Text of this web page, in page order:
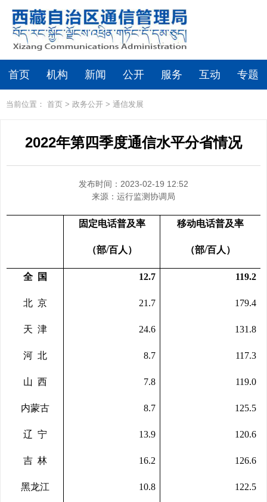
首页 机构 新闻 公开 服务 互动 专题
当前位置： 首页 > 政务公开 > 通信发展
2022年第四季度通信水平分省情况
发布时间：2023-02-19 12:52
来源： 运行监测协调局
固定电话普及率 移动电话普及率
（部/百人） （部/百人）
全 国 12.7 119.2
北 京 21.7 179.4
天 津 24.6 131.8
河 北 8.7 117.3
山 西 7.8 119.0
内蒙古 8.7 125.5
辽 宁 13.9 120.6
吉 林 16.2 126.6
黑龙江 10.8 122.5